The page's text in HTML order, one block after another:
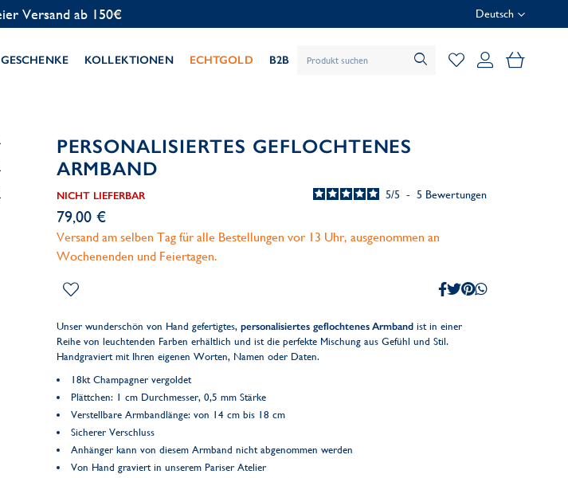
Deutsch
GESCHENKE KOLLEKTIONEN ECHTGOLD B2B Mein
PERSONALISIERTES GEFLOCHTENES
ARMBAND
5/5 - 5 Bewertungen
NICHT LIEFERBAR
79,00 €
Versand am selben Tag für alle Bestellungen vor 13 Uhr, ausgenommen an
Wochenenden und Feiertagen.
Unser wunderschön von Hand gefertigtes, personalisiertes geflochtenes Armbandist in einer
Reihe von leuchtenden Farben erhältlich und ist die perfekte Mischung aus Gefühl und Stil.
Handgraviert mit Ihren eigenen Worten, Namen oder Daten.
18kt Champagner vergoldet
Plättchen: 1 cm Durchmesser, 0,5 mm Stärke
Verstellbare Armbandlänge: von 14 cm bis 18 cm
Sicherer Verschluss
Anhänger kann von diesem Armband nicht abgenommen werden
Von Hand graviert in unserem Pariser Atelier